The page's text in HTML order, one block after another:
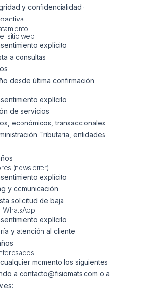
y confidencialidad ·
sitio web
explícito
a consultas
desde última confirmación
explícito
de servicios
económicos, transaccionales
Tributaria, entidades
(newsletter)
explícito
y comunicación
solicitud de baja
WhatsApp
explícito
y atención al cliente
momento los siguientes
a contacto@fisiomats.com o a